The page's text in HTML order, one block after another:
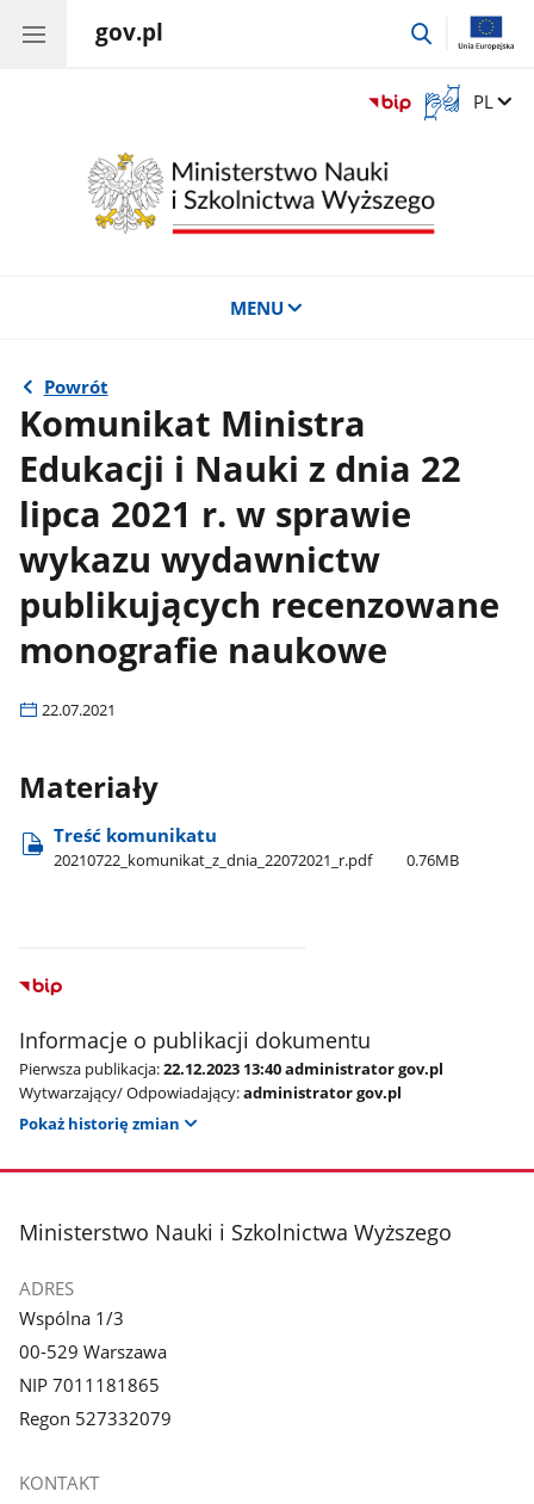
gov.pl
przejdź
Otwórz
okno
języka
migowego
Zmień
PL
MENU
Powrót
Komunikat Ministra
Edukacji i Nauki z dnia 22
lipca 2021 r. w sprawie
wykazu wydawnictw
publikujących recenzowane
monografie naukowe
22.07.2021
Materiały
Treść komunikatu
20210722​_komunikat​_z​_dnia​_22072021​_r.pdf 0.76MB
Informacje o publikacji dokumentu
Pierwsza publikacja:22.12.2023 13:40 administrator gov.pl
Wytwarzający/ Odpowiadający:administrator gov.pl
Pokaż historię zmian
stopka
Ministerstwo Nauki i Szkolnictwa Wyższego
ADRES
Wspólna 1/3
00-529 Warszawa
NIP 7011181865
Regon 527332079
KONTAKT